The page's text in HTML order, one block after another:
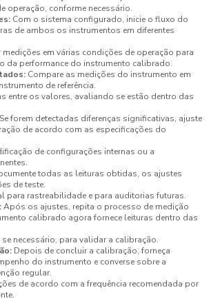
operação, conforme necessário.
Com o sistema configurado, inicie o fluxo do
de ambos os instrumentos em diferentes
medições em várias condições de operação para
da performance do instrumento calibrado.
Compare as medições do instrumento em
de referência.
entre os valores, avaliando se estão dentro das
Se forem detectadas diferenças significativas, ajuste
de acordo com as especificações do
de configurações internas ou a
todas as leituras obtidas, os ajustes
de teste.
para rastreabilidade e para auditorias futuras.
Após os ajustes, repita o processo de medição
calibrado agora fornece leituras dentro das
necessário, para validar a calibração.
Depois de concluir a calibração, forneça
do instrumento e converse sobre a
regular.
de acordo com a frequência recomendada por